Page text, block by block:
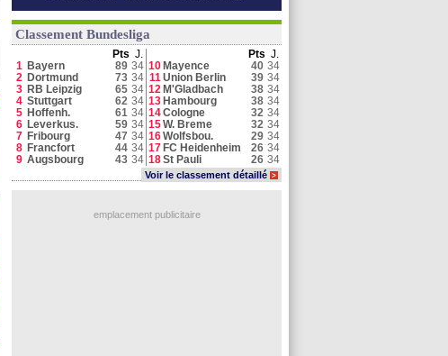
Classement Bundesliga
Pts J. Pts J.
1 Bayern 89 34 10 Mayence 40 34
2 Dortmund 73 34 11Union Berlin 39 34
3 RB Leipzig 65 34 12 M'Gladbach 38 34
4 Stuttgart 62 34 13 Hambourg 38 34
5 Hoffenh. 61 34 14Cologne 32 34
6 Leverkus. 59 34 15W. Breme 32 34
7 Fribourg 47 34 16Wolfsbou. 29 34
8 Francfort 44 34 17 FC Heidenheim 26 34
9 Augsbourg 43 34 18St Pauli 26 34
Voir le classement détaillé >
emplacement publicitaire